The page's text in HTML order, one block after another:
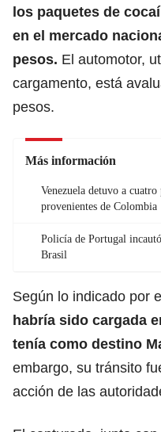
los paquetes de
en el mercado
pesos. El automotor,
cargamento, está
pesos.
Más información
Venezuela detuvo a cuatro
provenientes de Colombia
Policía de Portugal
Brasil
Según lo indicado por
habría sido cargada
tenía como destino
embargo, su tránsito
acción de las